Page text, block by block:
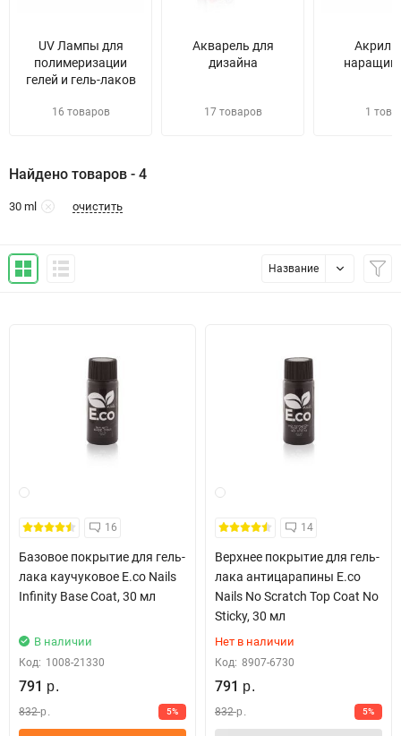
UV Лампы для
полимеризации
гелей и гель-лаков
16 товаров
Акварель для
дизайна
17 товаров
Акрил
1
Найдено товаров - 4
30 ml очистить
Название
16
Базовое покрытие для гель-
лака каучуковое E.co Nails
Infinity Base Coat, 30 мл
В наличии
Код: 1008-21330
791 р.
832р. 5%
14
Верхнее покрытие для гель-
лака антицарапины E.co
Nails No Scratch Top Coat No
Sticky, 30 мл
Нет в наличии
Код: 8907-6730
791 р.
832р. 5%